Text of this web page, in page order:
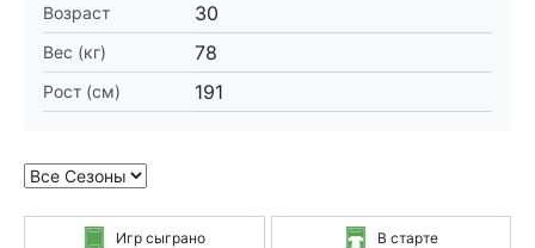
Возраст 30
Вес (кг) 78
Рост (см) 191
Игр сыграно В старте